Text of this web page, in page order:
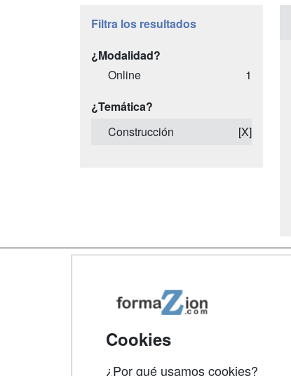
Filtra los resultados
¿Modalidad?
Online
1
¿Temática?
Construcción
[X]
Cookies
¿Por qué usamos cookies?